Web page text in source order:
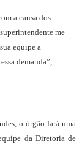
a causa dos
me
equipe a
demanda”,
o órgão fará uma
da Diretoria de